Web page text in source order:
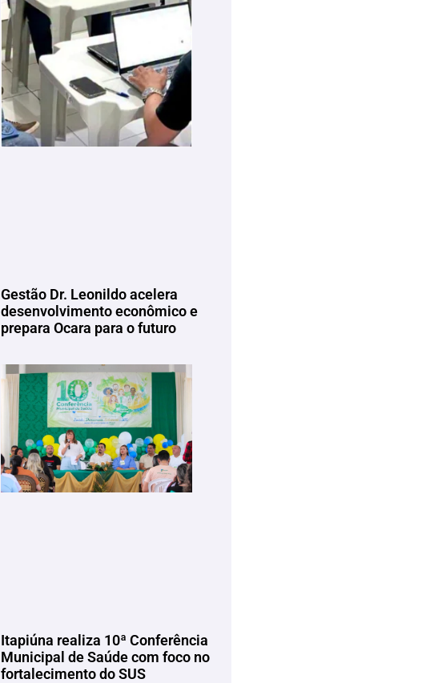
Gestão Dr. Leonildo acelera
desenvolvimento econômico e
prepara Ocara para o futuro
Itapiúna realiza 10ª Conferência
Municipal de Saúde com foco no
fortalecimento do SUS